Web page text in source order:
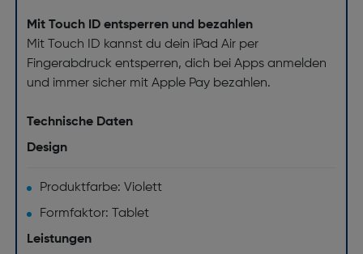
Mit Touch ID entsperren und bezahlen
Mit Touch ID kannst du dein iPad Air per
Fingerabdruck entsperren, dich bei Apps anmelden
und immer sicher mit Apple Pay bezahlen.
Technische Daten
Design
Produktfarbe: Violett
Formfaktor: Tablet
Leistungen